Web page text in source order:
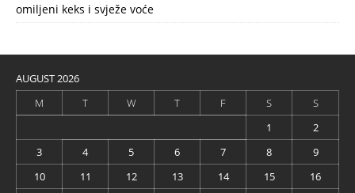
omiljeni keks i svježe voće
AUGUST 2026
M
T W T F S
S
1
2
3
4 5 6 7 8
9
10
11 12 13 14 15
16